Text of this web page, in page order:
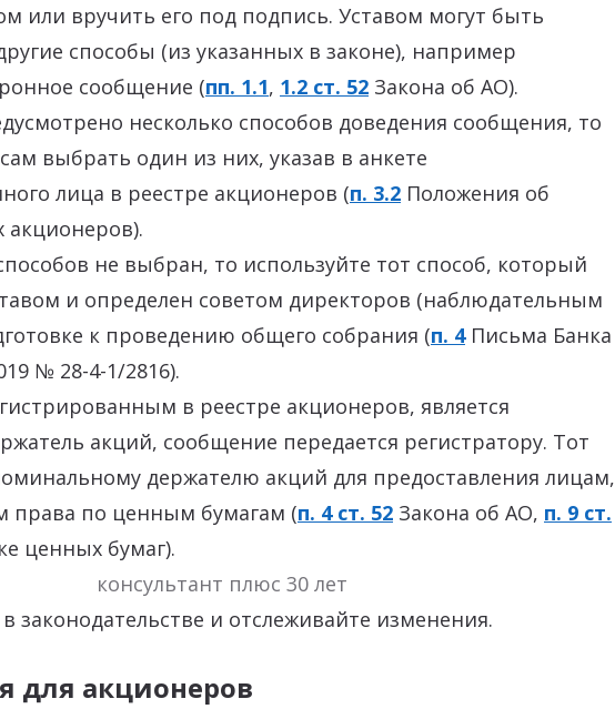
или вручить его под подпись. Уставом могут быть
способы (из указанных в законе), например
сообщение (пп. 1.1, 1.2 ст. 52 Закона об АО).
несколько способов доведения сообщения, то
выбрать один из них, указав в анкете
лица в реестре акционеров (п. 3.2 Положения об
акционеров).
не выбран, то используйте тот способ, который
и определен советом директоров (наблюдательным
к проведению общего собрания (п. 4Письма Банка
№ 28-4-1/2816).
в реестре акционеров, является
акций, сообщение передается регистратору. Тот
держателю акций для предоставления лицам,
права по ценным бумагам (п. 4 ст. 52 Закона об АО, п. 9 ст.
ценных бумаг).
консультант плюс 30 лет
законодательстве и отслеживайте изменения.
для акционеров